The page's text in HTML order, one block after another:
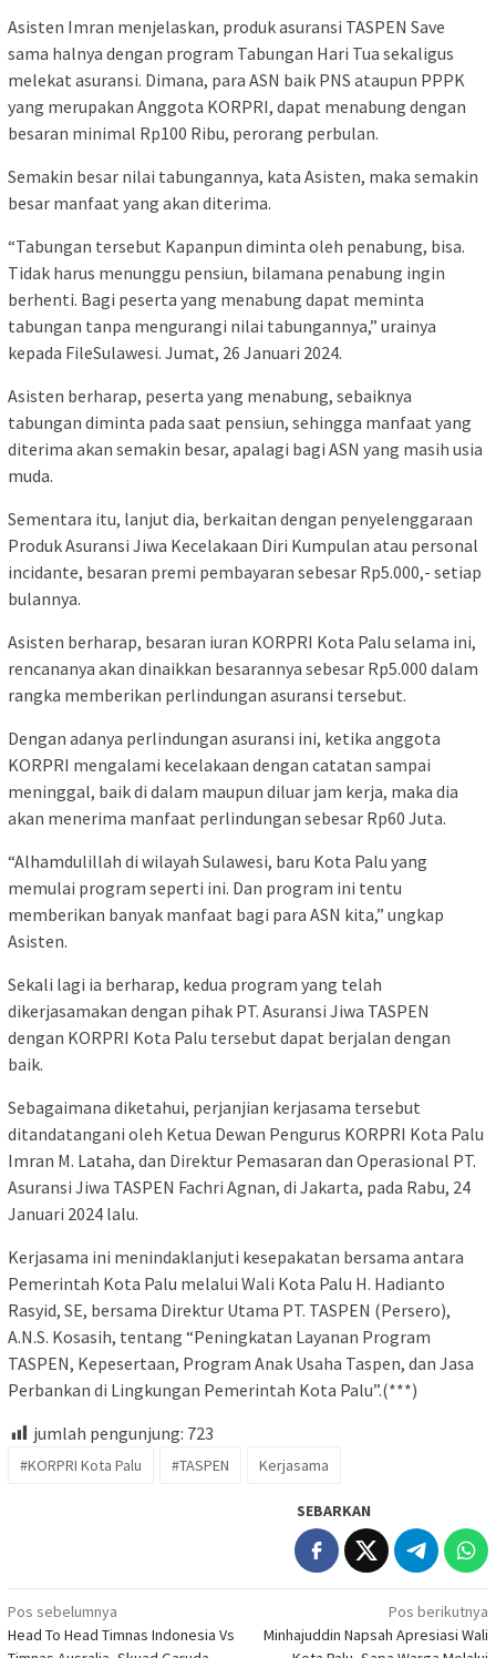
Asisten Imran menjelaskan, produk asuransi TASPEN Save
sama halnya dengan program Tabungan Hari Tua sekaligus
melekat asuransi. Dimana, para ASN baik PNS ataupun PPPK
yang merupakan Anggota KORPRI, dapat menabung dengan
besaran minimal Rp100 Ribu, perorang perbulan.
Semakin besar nilai tabungannya, kata Asisten, maka semakin
besar manfaat yang akan diterima.
“Tabungan tersebut Kapanpun diminta oleh penabung, bisa.
Tidak harus menunggu pensiun, bilamana penabung ingin
berhenti. Bagi peserta yang menabung dapat meminta
tabungan tanpa mengurangi nilai tabungannya,” urainya
kepada FileSulawesi. Jumat, 26 Januari 2024.
Asisten berharap, peserta yang menabung, sebaiknya
tabungan diminta pada saat pensiun, sehingga manfaat yang
diterima akan semakin besar, apalagi bagi ASN yang masih usia
muda.
Sementara itu, lanjut dia, berkaitan dengan penyelenggaraan
Produk Asuransi Jiwa Kecelakaan Diri Kumpulan atau personal
incidante, besaran premi pembayaran sebesar Rp5.000,- setiap
bulannya.
Asisten berharap, besaran iuran KORPRI Kota Palu selama ini,
rencananya akan dinaikkan besarannya sebesar Rp5.000 dalam
rangka memberikan perlindungan asuransi tersebut.
Dengan adanya perlindungan asuransi ini, ketika anggota
KORPRI mengalami kecelakaan dengan catatan sampai
meninggal, baik di dalam maupun diluar jam kerja, maka dia
akan menerima manfaat perlindungan sebesar Rp60 Juta.
“Alhamdulillah di wilayah Sulawesi, baru Kota Palu yang
memulai program seperti ini. Dan program ini tentu
memberikan banyak manfaat bagi para ASN kita,” ungkap
Asisten.
Sekali lagi ia berharap, kedua program yang telah
dikerjasamakan dengan pihak PT. Asuransi Jiwa TASPEN
dengan KORPRI Kota Palu tersebut dapat berjalan dengan
baik.
Sebagaimana diketahui, perjanjian kerjasama tersebut
ditandatangani oleh Ketua Dewan Pengurus KORPRI Kota Palu
Imran M. Lataha, dan Direktur Pemasaran dan Operasional PT.
Asuransi Jiwa TASPEN Fachri Agnan, di Jakarta, pada Rabu, 24
Januari 2024 lalu.
Kerjasama ini menindaklanjuti kesepakatan bersama antara
Pemerintah Kota Palu melalui Wali Kota Palu H. Hadianto
Rasyid, SE, bersama Direktur Utama PT. TASPEN (Persero),
A.N.S. Kosasih, tentang “Peningkatan Layanan Program
TASPEN, Kepesertaan, Program Anak Usaha Taspen, dan Jasa
Perbankan di Lingkungan Pemerintah Kota Palu”.(***)
jumlah pengunjung: 723
#KORPRI Kota Palu #TASPEN Kerjasama
SEBARKAN
Navigasi
pos
Pos sebelumnya
Head To Head Timnas Indonesia Vs
Pos berikutnya
Minhajuddin Napsah Apresiasi Wali